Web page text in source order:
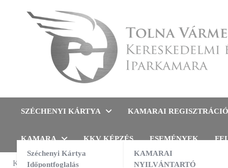
Tolna Vármegyei
SZÉCHENYI KÁRTYA
Széchenyi Kártya
Időpontfoglalás
KAMARAI REGISZTRÁCIÓ
KAMARAI
NYILVÁNTARTÓ
KAMARA KKV KÉPZÉS ESEMÉNYEK
KAMARAI ESEMÉNYEK